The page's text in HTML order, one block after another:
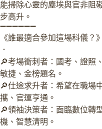
能掃除心靈的塵埃與官非阻
步高升。
➖➖➖➖➖➖
《誰最適合參加這場科儀？》
．
🔎考場衝刺者：國考、證照
敏捷、金榜題名。
🔎仕途求升者：希望在職場
攜、官運亨通。
🔎領袖決策者：面臨數位轉
機、智慧清明。